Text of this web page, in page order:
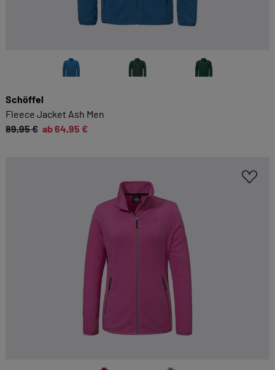
Schöffel
Fleece Jacket Ash Men
89,95 € ab 64,95 €